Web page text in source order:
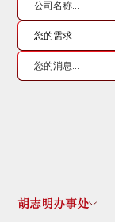
胡志明办事处